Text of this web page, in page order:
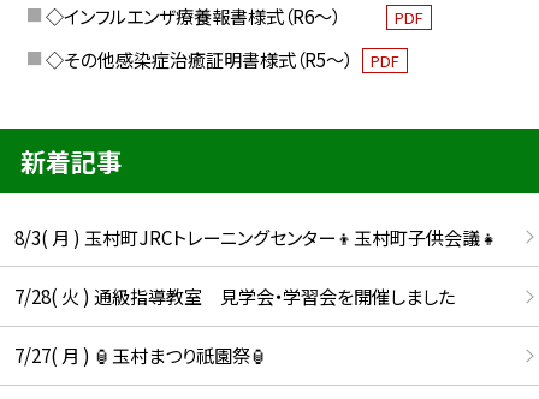
◇インフルエンザ療養報書様式（R6～） PDF
◇その他感染症治癒証明書様式（R5～） PDF
新着記事
8/3( 月 ) 玉村町JRCトレーニングセンター👦玉村町子供会議👧
7/28( 火 ) 通級指導教室 見学会・学習会を開催しました
7/27( 月 ) 🏮玉村まつり祇園祭🏮